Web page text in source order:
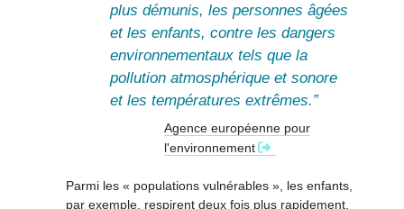
plus démunis, les personnes âgées
et les enfants, contre les dangers
environnementaux tels que la
pollution atmosphérique et sonore
et les températures extrêmes.
Agence européenne pour
l'environnement
Parmi les « populations vulnérables », les enfants,
par exemple, respirent deux fois plus rapidement.